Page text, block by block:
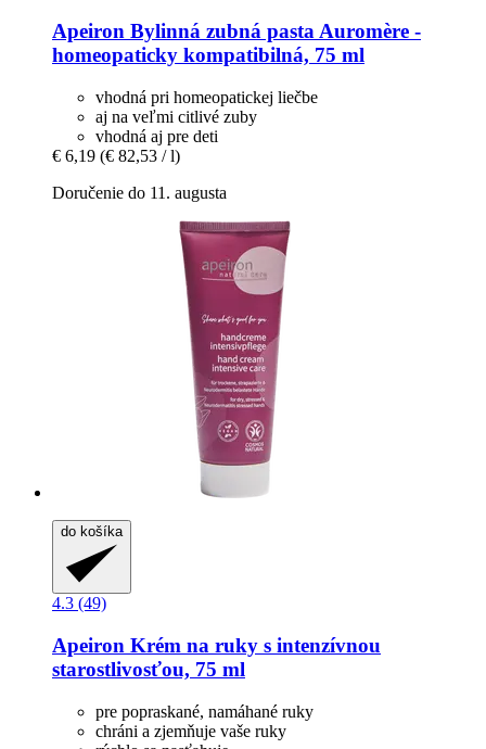
Apeiron Bylinná zubná pasta Auromère -​
homeopaticky kompatibilná, 75 ml
vhodná pri homeopatickej liečbe
aj na veľmi citlivé zuby
vhodná aj pre deti
€ 6,19 (€ 82,53 / l)
Doručenie do 11. augusta
do košíka
4.3 (49)
Apeiron Krém na ruky s intenzívnou
starostlivosťou, 75 ml
pre popraskané, namáhané ruky
chráni a zjemňuje vaše ruky